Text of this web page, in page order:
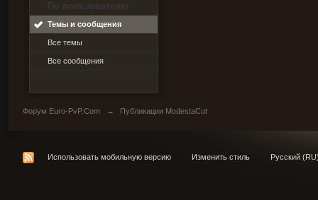
По пользователю
Темы и сообщения
Все темы
Все сообщения
Форум Euro-PvP.Com → Публикации ModestaCut
Использовать мобильную версию Изменить стиль Русский